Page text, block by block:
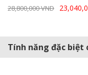
28,800,000 VND
Tính năng đặc biệt